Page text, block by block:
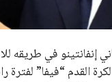
مستثمر هندي بريطاني
عمر إبراهيم 22 يوليو 2026